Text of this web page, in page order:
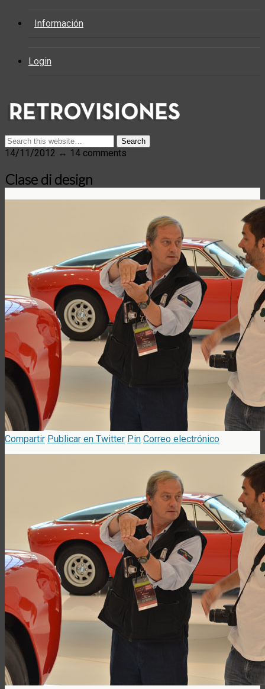
Información
Login
14/11/2012 ↔ 14 comments
Clase di design
Compartir Publicar en Twitter Pin Correo electrónico